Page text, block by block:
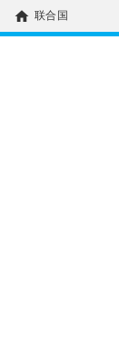
home 联合国